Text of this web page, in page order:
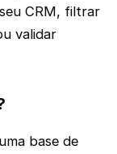
CRM, filtrar
validar
base de